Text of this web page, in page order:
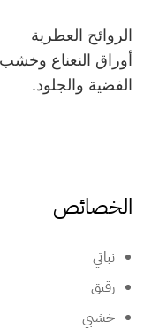
الروائح العطرية
أوراق النعناع
الفضية والجلود.
الخصائص
نباتي
رقيق
خشبي